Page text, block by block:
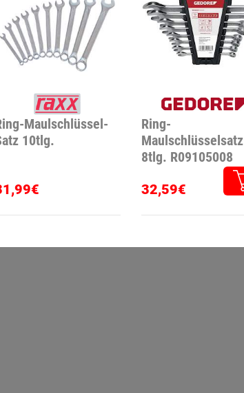
Maulschlüssel-
10tlg.
Ring-
Maulschlüsselsatz
8tlg. R09105008
32,59€